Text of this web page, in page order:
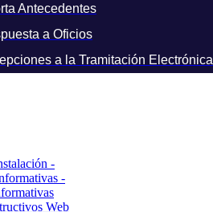
Antecedentes
a Oficios
a la Tramitación Electrónica
-
-
Web